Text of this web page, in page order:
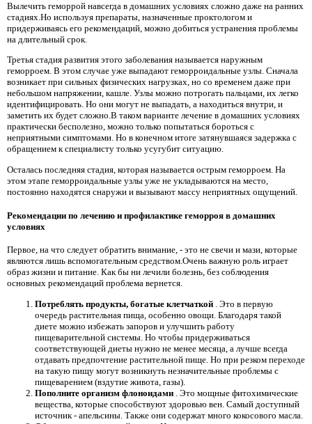
Вылечить геморрой навсегда в домашних условиях сложно даже на ранних
стадиях.Но используя препараты, назначенные проктологом и
придерживаясь его рекомендаций, можно добиться устранения проблемы
на длительный срок.
Третья стадия развития этого заболевания называется наружным
геморроем. В этом случае уже выпадают геморроидальные узлы. Сначала
возникает при сильных физических нагрузках, но со временем даже при
небольшом напряжении, кашле. Узлы можно потрогать пальцами, их легко
идентифицировать. Но они могут не выпадать, а находиться внутри, и
заметить их будет сложно.В таком варианте лечение в домашних условиях
практически бесполезно, можно только попытаться бороться с
неприятными симптомами. Но в конечном итоге затянувшаяся задержка с
обращением к специалисту только усугубит ситуацию.
Осталась последняя стадия, которая называется острым геморроем. На
этом этапе геморроидальные узлы уже не укладываются на место,
постоянно находятся снаружи и вызывают массу неприятных ощущений.
Рекомендации по лечению и профилактике геморроя в домашних
условиях
Первое, на что следует обратить внимание, - это не свечи и мази, которые
являются лишь вспомогательным средством.Очень важную роль играет
образ жизни и питание. Как бы ни лечили болезнь, без соблюдения
основных рекомендаций проблема вернется.
Потреблять продукты, богатые клетчаткой . Это в первую
очередь растительная пища, особенно овощи. Благодаря такой
диете можно избежать запоров и улучшить работу
пищеварительной системы. Но чтобы придерживаться
соответствующей диеты нужно не менее месяца, а лучше всегда
отдавать предпочтение растительной пище. Но при резком переходе
на такую ​​пищу могут возникнуть незначительные проблемы с
пищеварением (вздутие живота, газы).
Пополните организм флоноидами . Это мощные фитохимические
вещества, которые способствуют здоровью вен. Самый доступный
источник - апельсины. Также они содержат много кокосового масла.